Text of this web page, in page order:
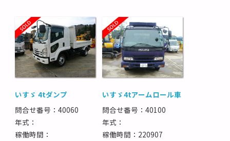
いすゞ 4tダンプ
問合せ番号：40060
年式：
稼働時間：
いすゞ4tアームロール車
問合せ番号：40100
年式：
稼働時間：220907